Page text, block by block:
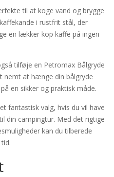
til at koge vand og brygge
i rustfrit stål, der
en lækker kop kaffe på ingen
tilføje en Petromax Bålgryde
nemt at hænge din bålgryde
en sikker og praktisk måde.
fantastisk valg, hvis du vil have
din campingtur. Med det rigtige
kan du tilberede